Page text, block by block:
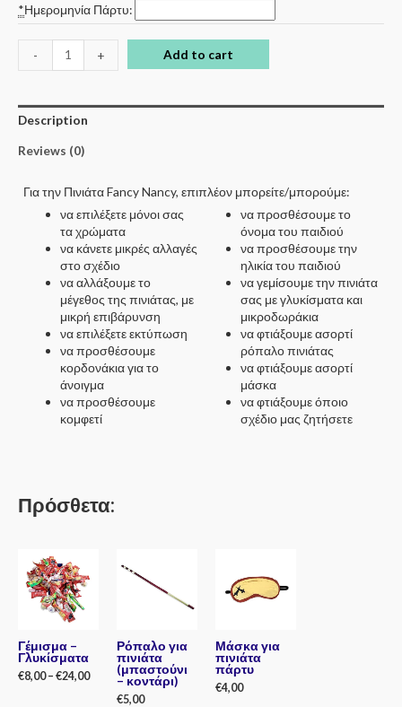
*Ημερομηνία Πάρτυ:
- + Add to cart
Description
Reviews (0)
Για την Πινιάτα Fancy Nancy, επιπλέον μπορείτε/μπορούμε:
να επιλέξετε μόνοι σας
τα χρώματα
να κάνετε μικρές αλλαγές
στο σχέδιο
να αλλάξουμε το
μέγεθος της πινιάτας, με
μικρή επιβάρυνση
να επιλέξετε εκτύπωση
να προσθέσουμε
κορδονάκια για το
άνοιγμα
να προσθέσουμε
κομφετί
να προσθέσουμε το
όνομα του παιδιού
να προσθέσουμε την
ηλικία του παιδιού
να γεμίσουμε την πινιάτα
σας με γλυκίσματα και
μικροδωράκια
να φτιάξουμε ασορτί
ρόπαλο πινιάτας
να φτιάξουμε ασορτί
μάσκα
να φτιάξουμε όποιο
σχέδιο μας ζητήσετε
Πρόσθετα:
Γέμισμα –
Γλυκίσματα
€8,00– €24,00
Ρόπαλο για
πινιάτα
(μπαστούνι
– κοντάρι)
€5,00
Μάσκα για
πινιάτα
πάρτυ
€4,00